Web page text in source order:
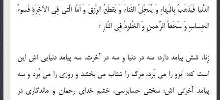
الدُّنيا فَيَذهَبُ بِالبَهاءِ وَ يُعَجِّلُ الفَناءَ وَ يَقطَعُ الرِّزقَ وَ اَمّا الَّتى فِى الآخِرَةِ فَسوءُ
الحِسابِ وَ سَخَطُ الرَّحمنِ وَ الخُلودُ فِى النّارِ ؛
زِنا، شش پيامد دارد: سه در دنيا و سه در آخرت. سه پيامد دنيايى ‏اش اين
است كه: آبرو را مى ‏بَرد، مرگ را شتاب مى‏ بخشد و روزى را مى ‏بُرد و سه
پيامد آخرتى‏ اش: سختى حسابرسى، خشم خداى رحمان و ماندگارى در